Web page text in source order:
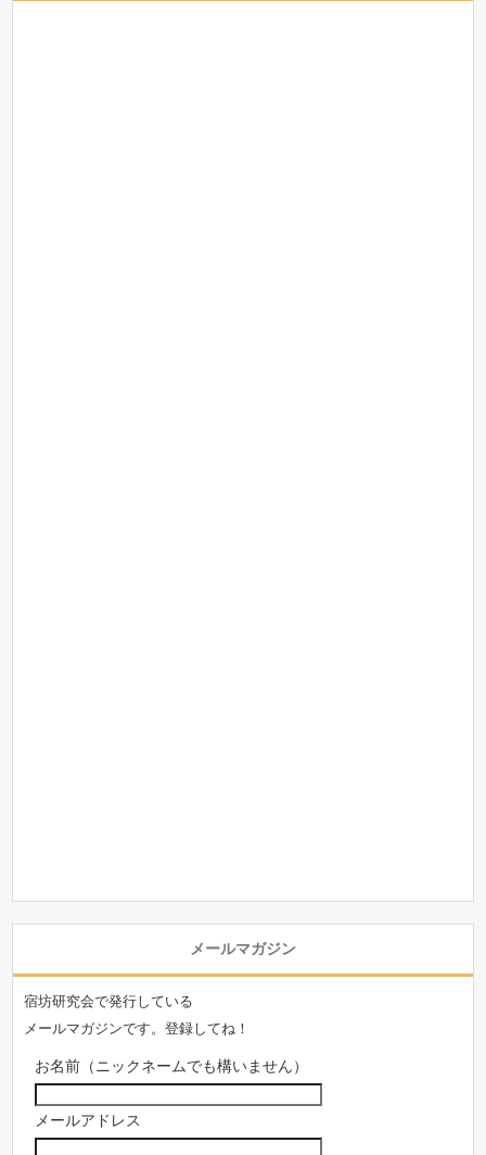
メールマガジン
宿坊研究会で発行している
メールマガジンです。登録してね！
お名前（ニックネームでも構いません）
メールアドレス